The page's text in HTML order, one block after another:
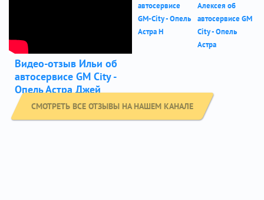
Видео-отзыв Ильи об
автосервисе GM City -
Опель Астра Джей
автосервисе
GM-City - Опель
Астра Н
Алексея об
автосервисе GM
City - Опель
Астра
СМОТРЕТЬ ВСЕ ОТЗЫВЫ НА НАШЕМ КАНАЛЕ